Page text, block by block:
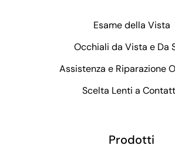
Esame della Vista
Occhiali da Vista e Da
Assistenza e Riparazione
Scelta Lenti a
Prodotti